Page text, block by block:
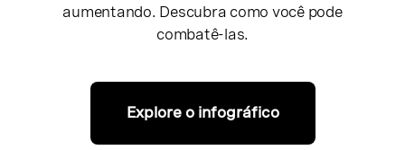
aumentando. Descubra como você pode
combatê-las.
Explore o infográfico